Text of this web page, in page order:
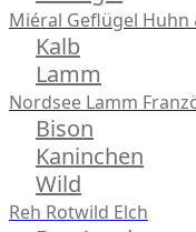
Miéral Geflügel Huhn
Kalb
Lamm
Nordsee Lamm
Bison
Kaninchen
Wild
Reh Rotwild Elch